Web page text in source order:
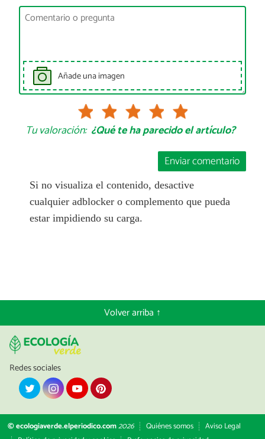
Añade una imagen
Tu valoración: ¿Qué te ha parecido el artículo?
Enviar comentario
Si no visualiza el contenido, desactive
cualquier adblocker o complemento que pueda
estar impidiendo su carga.
Volver arriba ↑
Redes sociales
© ecologiaverde.elperiodico.com2026 Quiénes somos
Aviso Legal